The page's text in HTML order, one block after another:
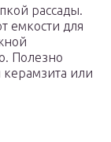
рассады.
емкости для
Полезно
или